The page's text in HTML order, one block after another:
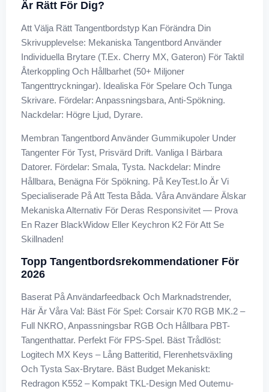
Är Rätt För Dig?
Att Välja Rätt Tangentbordstyp Kan Förändra Din
Skrivupplevelse: Mekaniska Tangentbord Använder
Individuella Brytare (t.ex. Cherry MX, Gateron) För Taktil
Återkoppling Och Hållbarhet (50+ Miljoner
Tangenttryckningar). Idealiska För Spelare Och Tunga
Skrivare. Fördelar: Anpassningsbara, Anti-Spökning.
Nackdelar: Högre Ljud, Dyrare.
Membran Tangentbord Använder Gummikupoler Under
Tangenter För Tyst, Prisvärd Drift. Vanliga I Bärbara
Datorer. Fördelar: Smala, Tysta. Nackdelar: Mindre
Hållbara, Benägna För Spökning. På KeyTest.io Är Vi
Specialiserade På Att Testa Båda. Våra Användare Älskar
Mekaniska Alternativ För Deras Responsivitet — Prova
En Razer BlackWidow Eller Keychron K2 För Att Se
Skillnaden!
Topp Tangentbordsrekommendationer För
2026
Baserat På Användarfeedback Och Marknadstrender,
Här Är Våra Val: Bäst För Spel: Corsair K70 RGB MK.2 –
Full NKRO, Anpassningsbar RGB Och Hållbara PBT-
Tangenthattar. Perfekt För FPS-Spel. Bäst Trådlöst:
Logitech MX Keys – Lång Batteritid, Flerenhetsväxling
Och Tysta Sax-Brytare. Bäst Budget Mekaniskt:
Redragon K552 – Kompakt TKL-Design Med Outemu-